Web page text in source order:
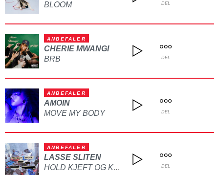
BLOOM
DEL
ANBEFALER
CHERIE MWANGI
BRB
DEL
ANBEFALER
AMOIN
MOVE MY BODY
DEL
ANBEFALER
LASSE SLITEN
HOLD KJEFT OG KYSS MEG DEL